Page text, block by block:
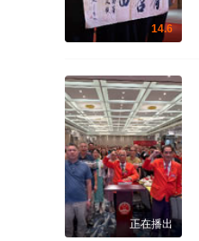
14.6
正在播出